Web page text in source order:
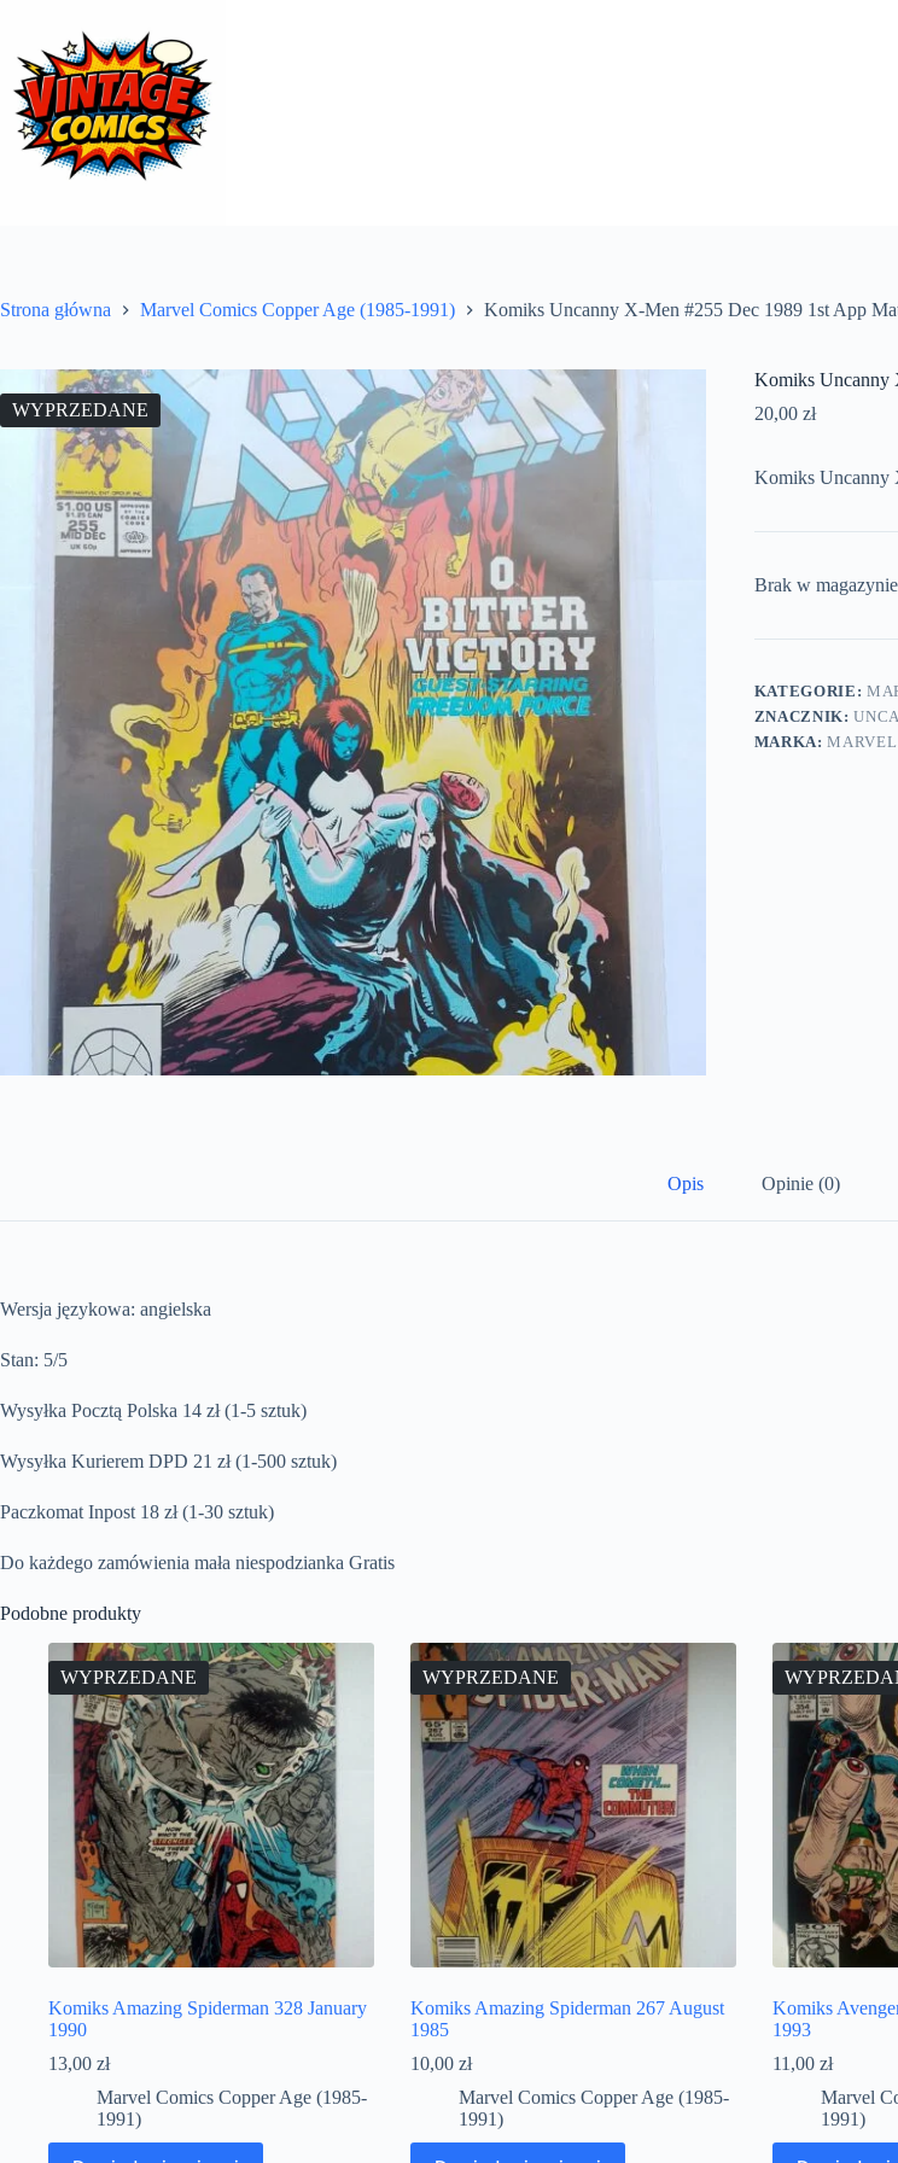
treści
Strona główna Marvel Comics Copper Age (1985-1991) Komiks Uncanny X-Men #255 Dec 1989 1st App
WYPRZEDANE
Komiks Uncanny
20,00 zł
Komiks Uncanny
Brak w magazynie
KATEGORIE:
ZNACZNIK:
MARKA:MARVEL
Opis Opinie (0)
Wersja językowa: angielska
Stan: 5/5
Wysyłka Pocztą Polska 14 zł (1-5 sztuk)
Wysyłka Kurierem DPD 21 zł (1-500 sztuk)
Paczkomat Inpost 18 zł (1-30 sztuk)
Do każdego zamówienia mała niespodzianka Gratis
Podobne produkty
WYPRZEDANE
Komiks Amazing Spiderman 328 January
1990
13,00 zł
Marvel Comics Copper Age (1985-
1991)
WYPRZEDANE
Komiks Amazing Spiderman 267 August
1985
10,00 zł
Marvel Comics Copper Age (1985-
1991)
Komiks
1993
11,00 zł
Marvel
1991)